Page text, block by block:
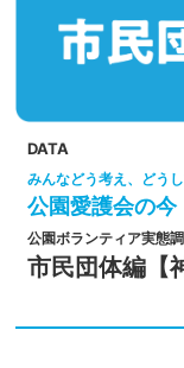
DATA
みんなどう考え、どう
公園愛護会の今
公園ボランティア実態
市民団体編【